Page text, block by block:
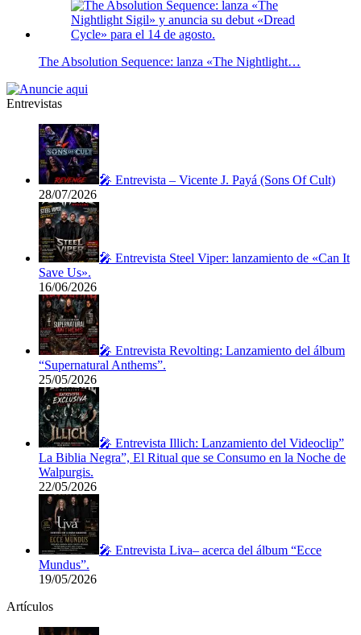
The Absolution Sequence: lanza «The Nightlight…
Entrevistas
🎤 Entrevista – Vicente J. Payá (Sons Of Cult)
28/07/2026
🎤 Entrevista Steel Viper: lanzamiento de «Can It
Save Us».
16/06/2026
🎤 Entrevista Revolting: Lanzamiento del álbum
“Supernatural Anthems”.
25/05/2026
🎤 Entrevista Illich: Lanzamiento del Videoclip”
La Biblia Negra”, El Ritual que se Consumo en la Noche de
Walpurgis.
22/05/2026
🎤 Entrevista Liva– acerca del álbum “Ecce
Mundus”.
19/05/2026
Artículos